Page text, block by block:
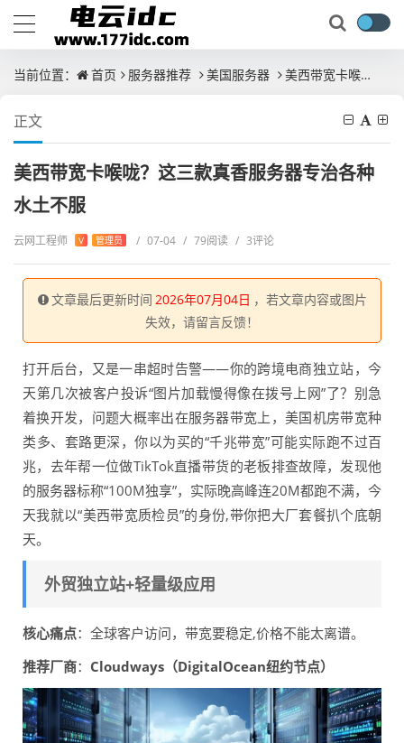
当前位置： 首页 服务器推荐 美国服务器 美西带宽卡喉咙？这三款真香服务器专治各种水土不服
正文
美西带宽卡喉咙？这三款真香服务器专治各种
水土不服
云网工程师 V 管理员 / 07-04 / 79阅读 / 3评论
文章最后更新时间 2026年07月04日 ，若文章内容或图片
失效，请留言反馈！
打开后台，又是一串超时告警——你的跨境电商独立站，今
天第几次被客户投诉“图片加载慢得像在拨号上网”了？别急
着换开发，问题大概率出在服务器带宽上，美国机房带宽种
类多、套路更深，你以为买的“千兆带宽”可能实际跑不过百
兆，去年帮一位做TikTok直播带货的老板排查故障，发现他
的服务器标称“100M独享”，实际晚高峰连20M都跑不满，今
天我就以“美西带宽质检员”的身份,带你把大厂套餐扒个底朝
天。
外贸独立站+轻量级应用
核心痛点：全球客户访问，带宽要稳定,价格不能太离谱。
推荐厂商： Cloudways（DigitalOcean纽约节点）